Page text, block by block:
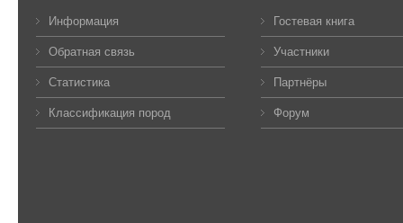
Информация
Обратная связь
Статистика
Классификация пород
Гостевая книга
Участники
Партнёры
Форум